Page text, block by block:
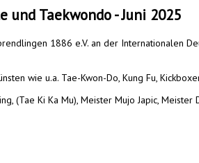
Taekwondo - Juni 2025
1886 e.V. an der Internationalen
wie u.a. Tae-Kwon-Do, Kung Fu,
(Tae Ki Ka Mu), Meister Mujo Japic,